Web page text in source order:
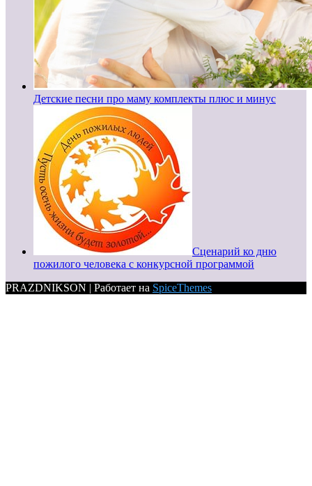
Детские песни про маму комплекты плюс и минус
Сценарий ко дню
пожилого человека с конкурсной программой
PRAZDNIKSON | Работает на SpiceThemes